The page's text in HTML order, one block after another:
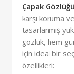
Çapak
karşı koruma
tasarlanmış
gözlük, hem
için ideal bir
özellikleri: